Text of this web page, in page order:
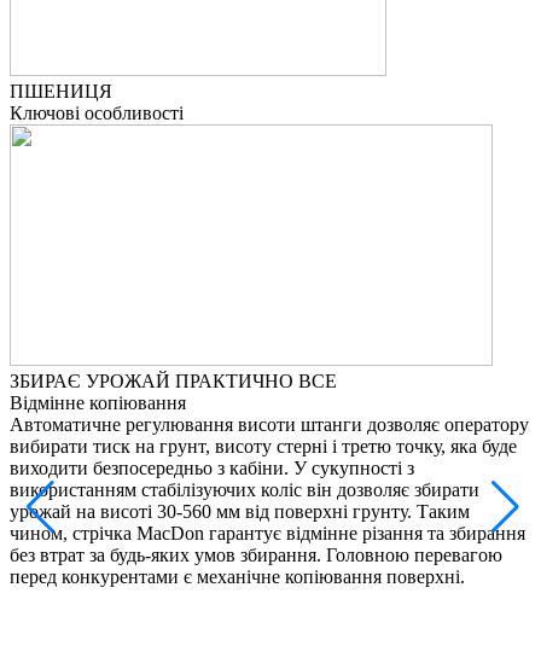
ПШЕНИЦЯ
Ключові особливості
ЗБИРАЄ УРОЖАЙ ПРАКТИЧНО ВСЕ
Відмінне копіювання
Автоматичне регулювання висоти штанги дозволяє оператору
вибирати тиск на грунт, висоту стерні і третю точку, яка буде
виходити безпосередньо з кабіни. У сукупності з
використанням стабілізуючих коліс він дозволяє збирати
урожай на висоті 30-560 мм від поверхні грунту. Таким
чином, стрічка MacDon гарантує відмінне різання та збирання
без втрат за будь-яких умов збирання. Головною перевагою
перед конкурентами є механічне копіювання поверхні.